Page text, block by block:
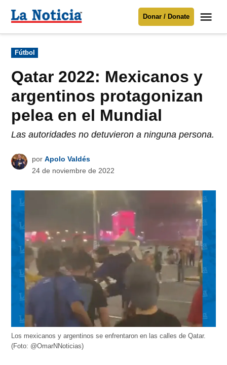
Para mantenerte informado necesitamos
Donar
contenido
Noticia
Donar / Donate
Publicado
en
Fútbol
Qatar 2022: Mexicanos y
argentinos protagonizan
pelea en el Mundial
Las autoridades no detuvieron a ninguna persona.
por Apolo Valdés
24 de noviembre de 2022
Los mexicanos y argentinos se enfrentaron en las calles de Qatar.
(Foto: @OmarNNoticias)